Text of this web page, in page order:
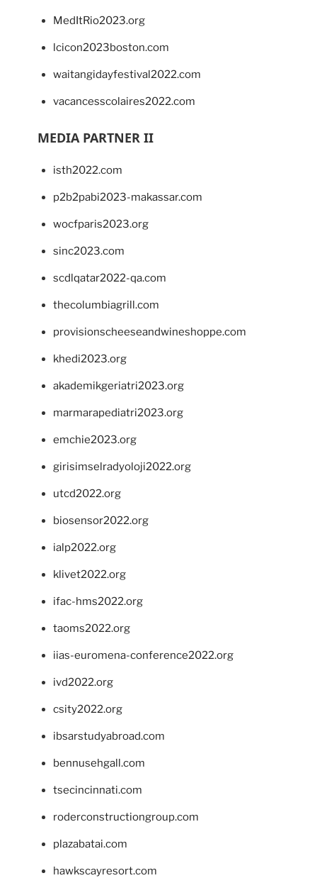
MedItRio2023.org
lcicon2023boston.com
waitangidayfestival2022.com
vacancesscolaires2022.com
MEDIA PARTNER II
isth2022.com
p2b2pabi2023-makassar.com
wocfparis2023.org
sinc2023.com
scdlqatar2022-qa.com
thecolumbiagrill.com
provisionscheeseandwineshoppe.com
khedi2023.org
akademikgeriatri2023.org
marmarapediatri2023.org
emchie2023.org
girisimselradyoloji2022.org
utcd2022.org
biosensor2022.org
ialp2022.org
klivet2022.org
ifac-hms2022.org
taoms2022.org
iias-euromena-conference2022.org
ivd2022.org
csity2022.org
ibsarstudyabroad.com
bennusehgall.com
tsecincinnati.com
roderconstructiongroup.com
plazabatai.com
hawkscayresort.com